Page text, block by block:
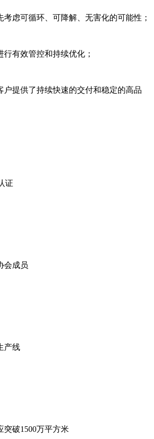
虑可循环、可降解、无害化的可能性；
有效管控和持续优化；
户提供了持续快速的交付和稳定的高品
证
会成员
产线
突破1500万平方米